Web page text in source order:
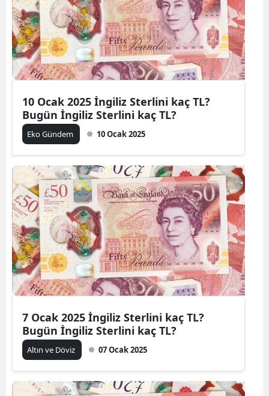
10 Ocak 2025 İngiliz Sterlini kaç TL?
Bugün İngiliz Sterlini kaç TL?
Eko Gündem 10 Ocak 2025
7 Ocak 2025 İngiliz Sterlini kaç TL?
Bugün İngiliz Sterlini kaç TL?
Altın ve Döviz 07 Ocak 2025